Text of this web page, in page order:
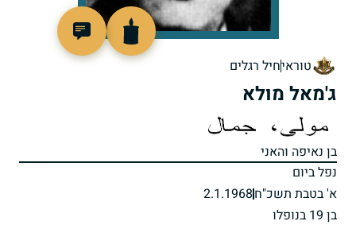
טוראיחיל רגלים
ג'מאל מולא
בן נאיפה והאני
נפל ביום
א' בטבת תשכ"ח2.1.1968
בן 19 בנופלו